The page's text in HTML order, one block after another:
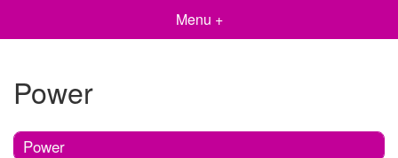
Menu +
Power
Power